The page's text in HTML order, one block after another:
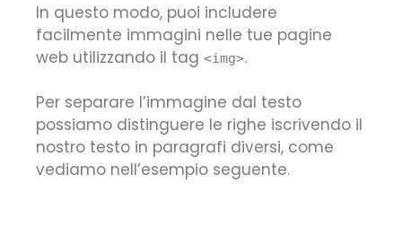
In questo modo, puoi includere
facilmente immagini nelle tue pagine
web utilizzando il tag <img>.
Per separare l’immagine dal testo
possiamo distinguere le righe iscrivendo il
nostro testo in paragrafi diversi, come
vediamo nell’esempio seguente.